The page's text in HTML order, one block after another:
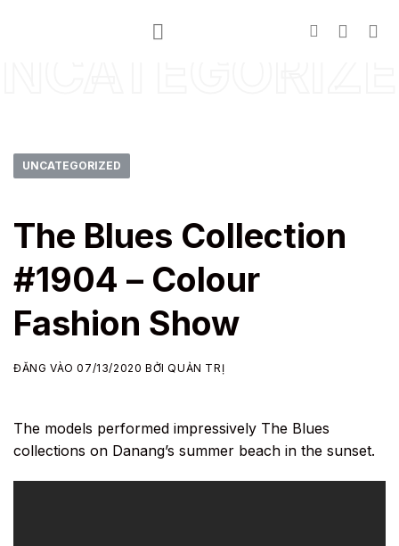
UNCATEGORIZED
The Blues Collection
#1904 – Colour
Fashion Show
ĐĂNG VÀO07/13/2020 BỞIQUẢN TRỊ
The models performed impressively The Blues
collections on Danang’s summer beach in the sunset.